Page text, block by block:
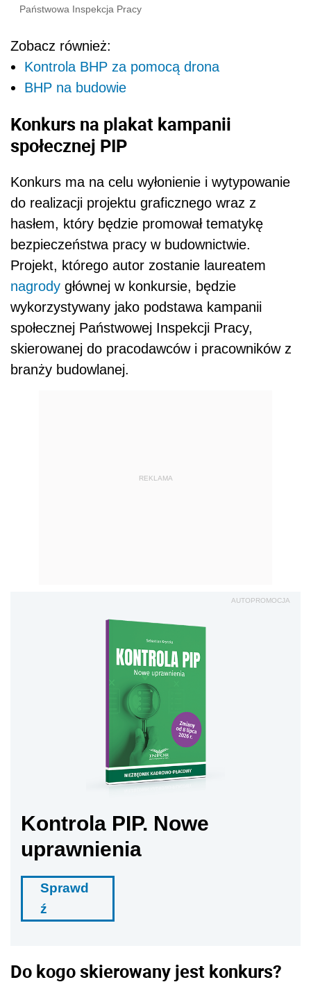
Państwowa Inspekcja Pracy
Zobacz również:
Kontrola BHP za pomocą drona
BHP na budowie
Konkurs na plakat kampanii
społecznej PIP
Konkurs ma na celu wyłonienie i wytypowanie
do realizacji projektu graficznego wraz z
hasłem, który będzie promował tematykę
bezpieczeństwa pracy w budownictwie.
Projekt, którego autor zostanie laureatem
nagrody głównej w konkursie, będzie
wykorzystywany jako podstawa kampanii
społecznej Państwowej Inspekcji Pracy,
skierowanej do pracodawców i pracowników z
branży budowlanej.
REKLAMA
AUTOPROMOCJA
Kontrola PIP. Nowe
uprawnienia
Sprawd
ź
Do kogo skierowany jest konkurs?